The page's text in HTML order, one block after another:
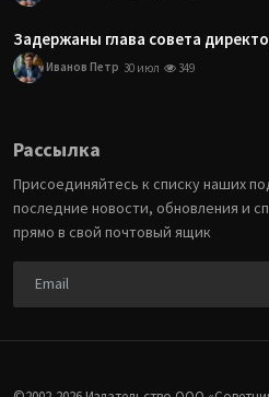
Задержаны глава совета
Иванов Петр 30 июл 349
Рассылка
Присоединяйтесь к списку наших
последние новости, обновления и
прямо в свой почтовый ящик